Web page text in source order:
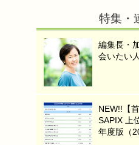
特集・
編集長・
会いたい人
NEW!!【
SAPIX 上
年度版（